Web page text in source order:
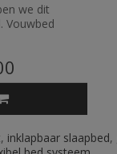
we dit
Vouwbed
, inklapbaar slaapbed,